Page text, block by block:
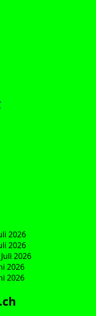
2026
2026
2026
2026
2026